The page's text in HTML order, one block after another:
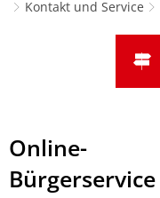
Kontakt und Service
Online
erledigen
Online-
Bürgerservice